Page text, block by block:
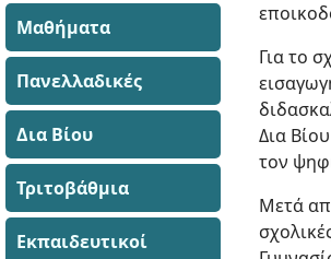
Μαθήματα
Πανελλαδικές
Δια Βίου
Τριτοβάθμια
Εκπαιδευτικοί
Για το
Δια
τον
Μετά